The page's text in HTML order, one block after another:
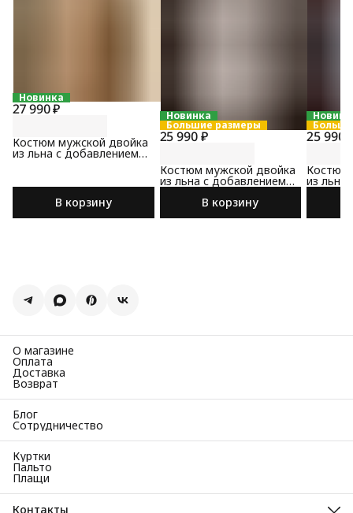
Новинка
27 990 ₽
Костюм мужской двойка
из льна с добавлением
хлопка бежевого цвета
В корзину
Новинка
Большие размеры
25 990 ₽
Костюм мужской двойка
из льна с добавлением
хлопка бежевого цвета
В корзину
25 990
Костюм
из льна
хлопка
О магазине
Оплата
Доставка
Возврат
Блог
Сотрудничество
Куртки
Пальто
Плащи
Контакты